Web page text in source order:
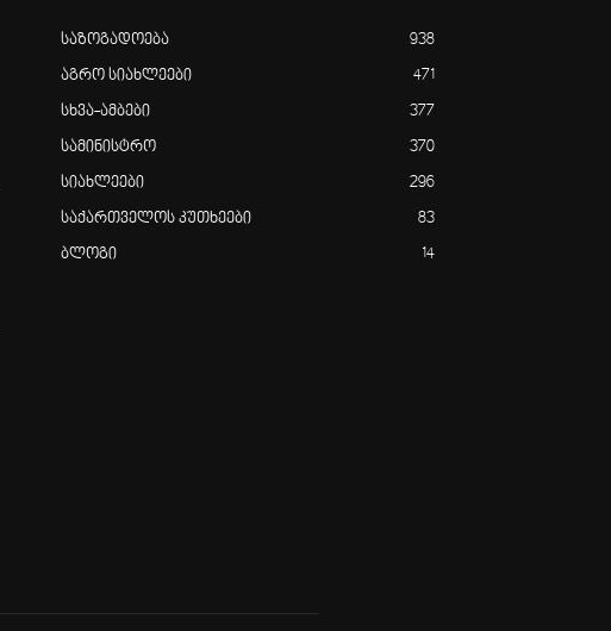
საზოგადოება 938
აგრო სიახლეები 471
სხვა-ამბები 377
სამინისტრო 370
სიახლეები 296
საქართველოს კუთხეები 83
ბლოგი 14